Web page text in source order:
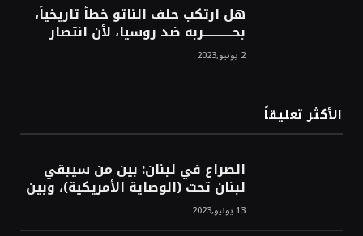
هل ارتكب حلف الناتو خطأً تاريخياً،
بحــــــــــــربه ضد روسيا، لأن انتصار
روسيا الحتمي، سيفتت الناتو!محمد
محسن 2 يونيو,2023
الأكثر تعليقاً
الصراع في لبنان: بين من سيبقي
لبنان تحت (الوصاية الأمريكية)، وبين
من سيخرج لبنان من النفق الغربي!
محمد محسن13 يونيو,2023